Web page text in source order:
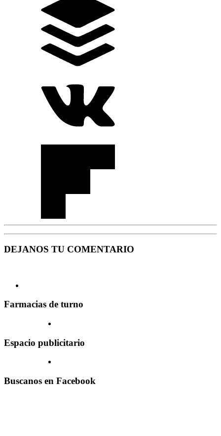
DEJANOS TU COMENTARIO
Farmacias de turno
Espacio publicitario
Buscanos en Facebook